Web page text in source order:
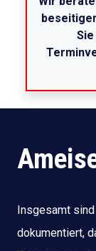
Insgesamt
dokumentiert,